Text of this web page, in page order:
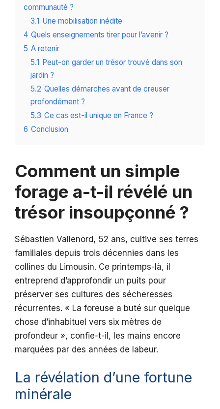
communauté ?
3.1 Une mobilisation inédite
4 Quels enseignements tirer pour l’avenir ?
5 A retenir
5.1 Peut-on garder un trésor trouvé dans son
jardin ?
5.2 Quelles démarches avant de creuser
profondément ?
5.3 Ce cas est-il unique en France ?
6 Conclusion
Comment un simple
forage a-t-il révélé un
trésor insoupçonné ?
Sébastien Vallenord, 52 ans, cultive ses terres
familiales depuis trois décennies dans les
collines du Limousin. Ce printemps-là, il
entreprend d’approfondir un puits pour
préserver ses cultures des sécheresses
récurrentes. « La foreuse a buté sur quelque
chose d’inhabituel vers six mètres de
profondeur », confie-t-il, les mains encore
marquées par des années de labeur.
La révélation d’une fortune
minérale